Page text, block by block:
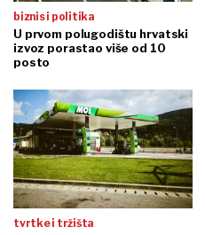
biznis i politika
U prvom polugodištu hrvatski
izvoz porastao više od 10
posto
tvrtke i tržišta